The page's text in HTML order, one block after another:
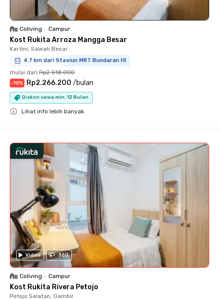
Coliving • Campur
Kost Rukita Arroza Mangga Besar
Kartini, Sawah Besar
4.7 km dari Stasiun MRT Bundaran HI
mulai dari Rp2.518.000
-10% Rp2.266.200 /bulan
Diskon sewa min. 12 Bulan
Lihat info lebih banyak
Video 360
Coliving • Campur
Kost Rukita Rivera Petojo
Petojo Selatan, Gambir